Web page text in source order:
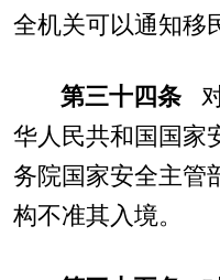
全机关可以通知移
第三十四条对
华人民共和国国家
务院国家安全主管
构不准其入境。